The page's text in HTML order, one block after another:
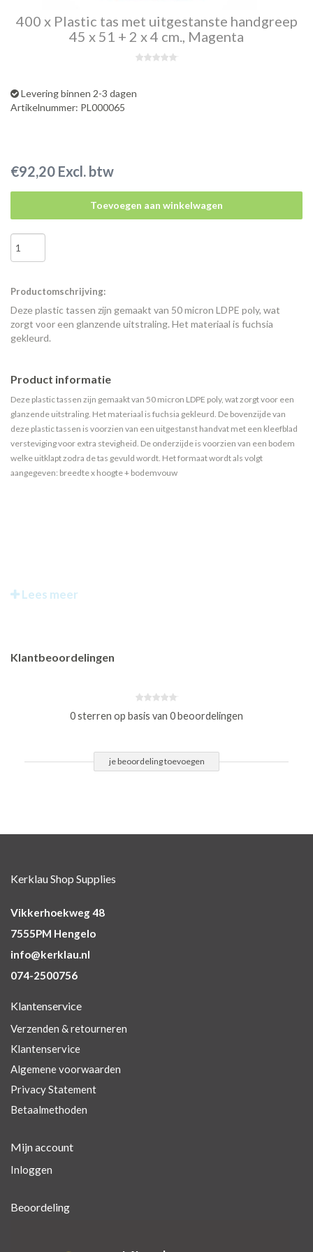
400 x Plastic tas met uitgestanste handgreep
45 x 51 + 2 x 4 cm., Magenta
Levering binnen 2-3 dagen
Artikelnummer: PL000065
€92,20 Excl. btw
Toevoegen aan winkelwagen
Productomschrijving:
Deze plastic tassen zijn gemaakt van 50 micron LDPE poly, wat
zorgt voor een glanzende uitstraling. Het materiaal is fuchsia
gekleurd.
Product informatie
Deze plastic tassen zijn gemaakt van 50 micron LDPE poly, wat zorgt voor een
glanzende uitstraling. Het materiaal is fuchsia gekleurd. De bovenzijde van
deze plastic tassen is voorzien van een uitgestanst handvat met een kleefblad
versteviging voor extra stevigheid. De onderzijde is voorzien van een bodem
welke uitklapt zodra de tas gevuld wordt. Het formaat wordt als volgt
aangegeven: breedte x hoogte + bodemvouw
Lees meer
Klantbeoordelingen
0 sterren op basis van 0 beoordelingen
je beoordeling toevoegen
Kerklau Shop Supplies
Vikkerhoekweg 48
7555PM Hengelo
info@kerklau.nl
074-2500756
Klantenservice
Verzenden & retourneren
Klantenservice
Algemene voorwaarden
Privacy Statement
Betaalmethoden
Mijn account
Inloggen
Beoordeling